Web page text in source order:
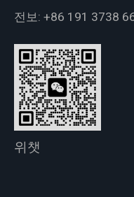
전보: +86 191 3738
위챗